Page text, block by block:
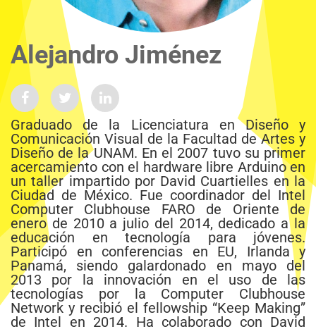
Alejandro Jiménez
Graduado de la Licenciatura en Diseño y
Comunicación Visual de la Facultad de Artes y
Diseño de la UNAM. En el 2007 tuvo su primer
acercamiento con el hardware libre Arduino en
un taller impartido por David Cuartielles en la
Ciudad de México. Fue coordinador del Intel
Computer Clubhouse FARO de Oriente de
enero de 2010 a julio del 2014, dedicado a la
educación en tecnología para jóvenes.
Participó en conferencias en EU, Irlanda y
Panamá, siendo galardonado en mayo del
2013 por la innovación en el uso de las
tecnologías por la Computer Clubhouse
Network y recibió el fellowship “Keep Making”
de Intel en 2014. Ha colaborado con David